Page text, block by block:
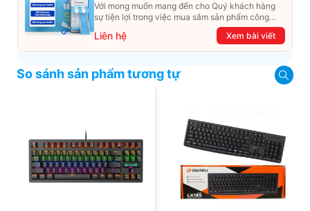
Với mong muốn mang đến cho Quý khách hàng
sự tiện lợi trong việc mua sắm sản phẩm công
nghệ từ xa. Trong bài viết này, T&T Center sẽ
hướng dẫn chi tiết cách mua hàng trực tuyến qua
các kênh online Website, Zalo, Messenger và
dễ dàng và nhanh chóng nhất. Cùng xem ngay
Liên hệ Xem bài viết
So sánh sản phẩm tương tự